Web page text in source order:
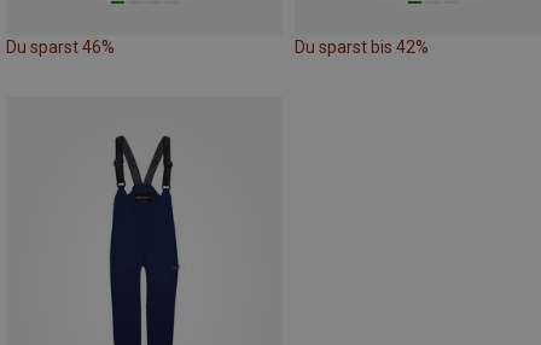
Du sparst 46% Du sparst bis 42%